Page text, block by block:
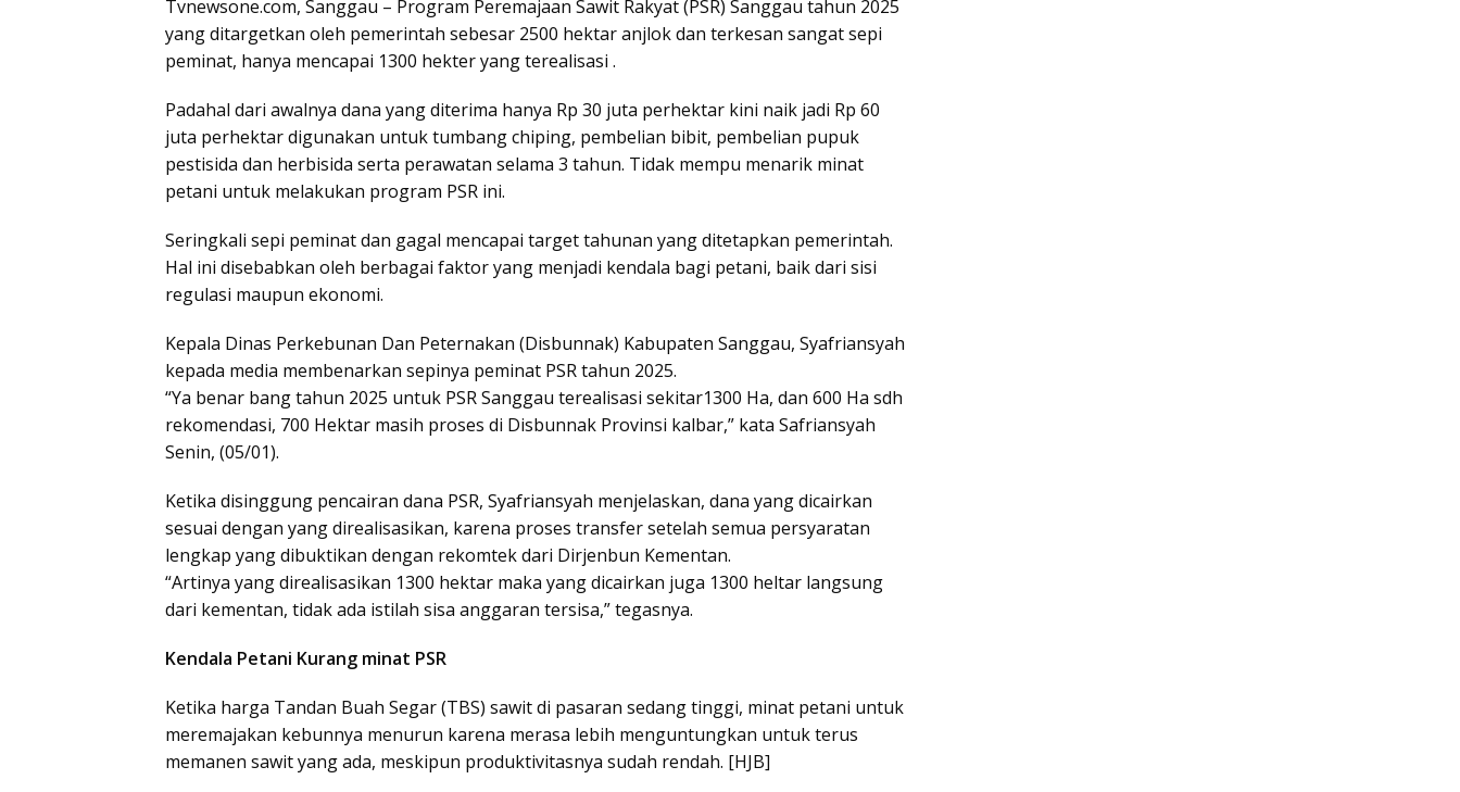
Tvnewsone.com, Sanggau – Program Peremajaan Sawit Rakyat (PSR) Sanggau tahun 2025
yang ditargetkan oleh pemerintah sebesar 2500 hektar anjlok dan terkesan sangat sepi
peminat, hanya mencapai 1300 hekter yang terealisasi .
Padahal dari awalnya dana yang diterima hanya Rp 30 juta perhektar kini naik jadi Rp 60
juta perhektar digunakan untuk tumbang chiping, pembelian bibit, pembelian pupuk
pestisida dan herbisida serta perawatan selama 3 tahun. Tidak mempu menarik minat
petani untuk melakukan program PSR ini.
Seringkali sepi peminat dan gagal mencapai target tahunan yang ditetapkan pemerintah.
Hal ini disebabkan oleh berbagai faktor yang menjadi kendala bagi petani, baik dari sisi
regulasi maupun ekonomi.
Kepala Dinas Perkebunan Dan Peternakan (Disbunnak) Kabupaten Sanggau, Syafriansyah
kepada media membenarkan sepinya peminat PSR tahun 2025.
“Ya benar bang tahun 2025 untuk PSR Sanggau terealisasi sekitar1300 Ha, dan 600 Ha sdh
rekomendasi, 700 Hektar masih proses di Disbunnak Provinsi kalbar,” kata Safriansyah
Senin, (05/01).
Ketika disinggung pencairan dana PSR, Syafriansyah menjelaskan, dana yang dicairkan
sesuai dengan yang direalisasikan, karena proses transfer setelah semua persyaratan
lengkap yang dibuktikan dengan rekomtek dari Dirjenbun Kementan.
“Artinya yang direalisasikan 1300 hektar maka yang dicairkan juga 1300 heltar langsung
dari kementan, tidak ada istilah sisa anggaran tersisa,” tegasnya.
Kendala Petani Kurang minat PSR
Ketika harga Tandan Buah Segar (TBS) sawit di pasaran sedang tinggi, minat petani untuk
meremajakan kebunnya menurun karena merasa lebih menguntungkan untuk terus
memanen sawit yang ada, meskipun produktivitasnya sudah rendah. [HJB]